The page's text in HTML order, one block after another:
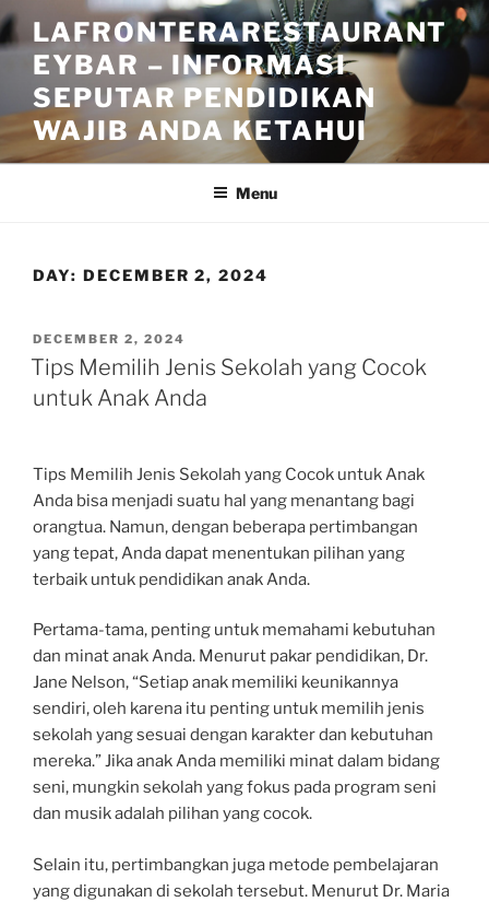
Skip
to
content
LAFRONTERARESTAURANT
EYBAR – INFORMASI
SEPUTAR PENDIDIKAN
WAJIB ANDA KETAHUI
Menu
DAY: DECEMBER 2, 2024
POSTED
ON
DECEMBER 2, 2024
Tips Memilih Jenis Sekolah yang Cocok
untuk Anak Anda
Tips Memilih Jenis Sekolah yang Cocok untuk Anak
Anda bisa menjadi suatu hal yang menantang bagi
orangtua. Namun, dengan beberapa pertimbangan
yang tepat, Anda dapat menentukan pilihan yang
terbaik untuk pendidikan anak Anda.
Pertama-tama, penting untuk memahami kebutuhan
dan minat anak Anda. Menurut pakar pendidikan, Dr.
Jane Nelson, “Setiap anak memiliki keunikannya
sendiri, oleh karena itu penting untuk memilih jenis
sekolah yang sesuai dengan karakter dan kebutuhan
mereka.” Jika anak Anda memiliki minat dalam bidang
seni, mungkin sekolah yang fokus pada program seni
dan musik adalah pilihan yang cocok.
Selain itu, pertimbangkan juga metode pembelajaran
yang digunakan di sekolah tersebut. Menurut Dr. Maria